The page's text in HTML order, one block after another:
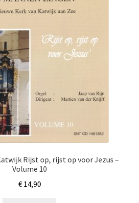
Rijst op, rijst op voor Jezus –
Volume 10
€14,90